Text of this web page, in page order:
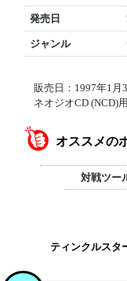
発売日
ジャンル
販売日：1997年1月
ネオジオCD (NCD)
オススメの
対戦ツー
ティンクルスタ